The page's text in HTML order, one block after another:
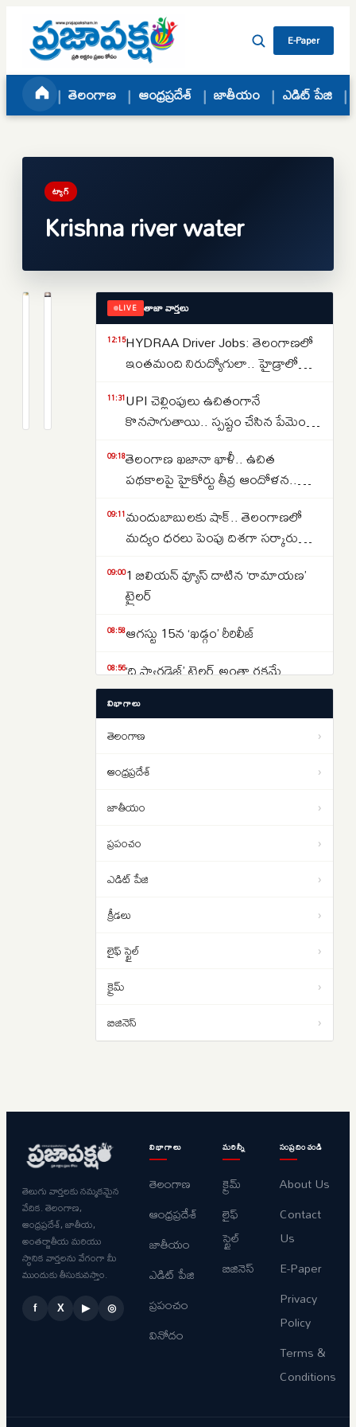
Skip to content
E-Paper
తెలంగాణ ఆంధ్రప్రదేశ్ జాతీయం ఎడిట్ పేజి
ట్యాగ్
Krishna river water
దాటేనా?
వివాదానికి
LIVE తాజా వార్తలు
12:15HYDRAA Driver Jobs: తెలంగాణలో
ఇంతమంది నిరుద్యోగులా.. హైడ్రాలో
వేలాది మంది..
11:31UPI చెల్లింపులు ఉచితంగానే
కొనసాగుతాయి.. స్పష్టం చేసిన పేమెంట్
09:18తెలంగాణ ఖజానా ఖాళీ.. ఉచిత
పథకాలపై హైకోర్టు తీవ్ర ఆందోళన..
నిలదీత..
09:11మందుబాబులకు షాక్.. తెలంగాణలో
మద్యం ధరలు పెంపు దిశగా సర్కారు
09:001 బిలియన్ వ్యూస్ దాటిన ‘రామాయణ’
ట్రైలర్
08:58ఆగస్టు 15న ‘ఖడ్గం’ రీరిలీజ్
08:56‘ది ప్యారడైజ్’ ట్రైలర్ అంతా రక్తమే
08:53‘డూ ఆర్‌ డై’ నినాదంతో క్విట్‌ ఇండియా
ఉద్యమం
విభాగాలు
తెలంగాణ ›
ఆంధ్రప్రదేశ్ ›
జాతీయం ›
ప్రపంచం ›
ఎడిట్ పేజి ›
క్రీడలు ›
లైఫ్ స్టైల్ ›
క్రైమ్ ›
బిజినెస్ ›
తెలుగు వార్తలకు నమ్మకమైన
వేదిక. తెలంగాణ,
ఆంధ్రప్రదేశ్, జాతీయ,
అంతర్జాతీయ మరియు
స్థానిక వార్తలను వేగంగా మీ
ముందుకు తీసుకువస్తాం.
f X ▶ ◎
విభాగాలు
తెలంగాణ
ఆంధ్రప్రదేశ్
జాతీయం
ఎడిట్ పేజి
ప్రపంచం
వినోదం
మరిన్నీ
క్రైమ్
లైఫ్
స్టైల్
బిజినెస్
సంప్రదించండి
About Us
Contact
Us
E-Paper
Privacy
Policy
Terms &
Conditions